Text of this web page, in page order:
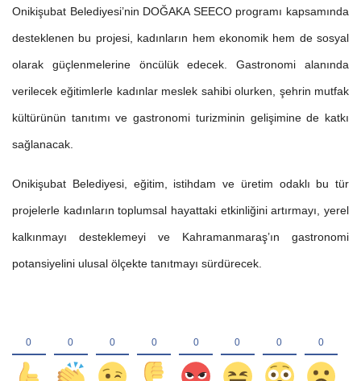
Onikişubat Belediyesi’nin DOĞAKA SEECO programı kapsamında
desteklenen bu projesi, kadınların hem ekonomik hem de sosyal
olarak güçlenmelerine öncülük edecek. Gastronomi alanında
verilecek eğitimlerle kadınlar meslek sahibi olurken, şehrin mutfak
kültürünün tanıtımı ve gastronomi turizminin gelişimine de katkı
sağlanacak.
Onikişubat Belediyesi, eğitim, istihdam ve üretim odaklı bu tür
projelerle kadınların toplumsal hayattaki etkinliğini artırmayı, yerel
kalkınmayı desteklemeyi ve Kahramanmaraş’ın gastronomi
potansiyelini ulusal ölçekte tanıtmayı sürdürecek.